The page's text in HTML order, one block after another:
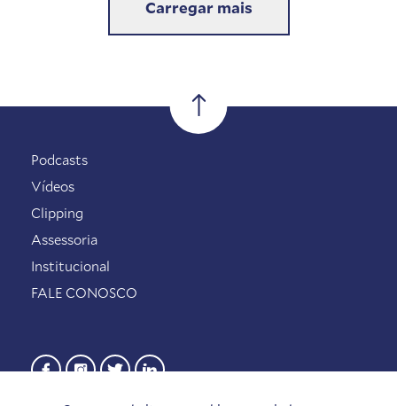
Carregar mais
Podcasts
Vídeos
Clipping
Assessoria
Institucional
FALE CONOSCO